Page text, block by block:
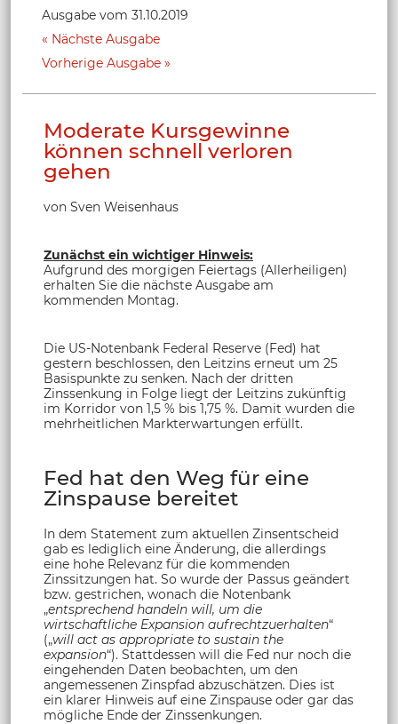
Ausgabe vom 31.10.2019
Nächste Ausgabe
Vorherige Ausgabe
Moderate Kursgewinne
können schnell verloren
gehen
von Sven Weisenhaus
Zunächst ein wichtiger Hinweis:
Aufgrund des morgigen Feiertags (Allerheiligen)
erhalten Sie die nächste Ausgabe am
kommenden Montag.
Die US-Notenbank Federal Reserve (Fed) hat
gestern beschlossen, den Leitzins erneut um 25
Basispunkte zu senken. Nach der dritten
Zinssenkung in Folge liegt der Leitzins zukünftig
im Korridor von 1,5 % bis 1,75 %. Damit wurden die
mehrheitlichen Markterwartungen erfüllt.
Fed hat den Weg für eine
Zinspause bereitet
In dem Statement zum aktuellen Zinsentscheid
gab es lediglich eine Änderung, die allerdings
eine hohe Relevanz für die kommenden
Zinssitzungen hat. So wurde der Passus geändert
bzw. gestrichen, wonach die Notenbank
„entsprechend handeln will, um die
wirtschaftliche Expansion aufrechtzuerhalten“
(„will act as appropriate to sustain the
expansion“). Stattdessen will die Fed nur noch die
eingehenden Daten beobachten, um den
angemessenen Zinspfad abzuschätzen. Dies ist
ein klarer Hinweis auf eine Zinspause oder gar das
mögliche Ende der Zinssenkungen.